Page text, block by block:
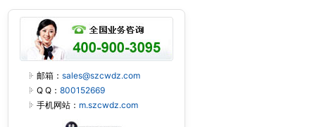
邮箱： sales@szcwdz.com
Q Q： 800152669
手机网站： m.szcwdz.com